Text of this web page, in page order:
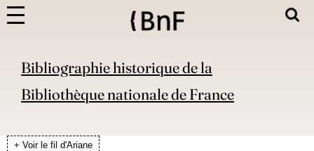
Bibliographie historique de la
Bibliothèque nationale de France
+ Voir le fil d'Ariane